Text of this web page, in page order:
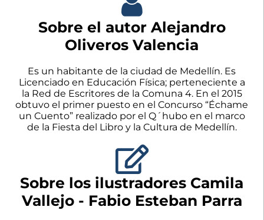
Sobre el autor Alejandro
Oliveros Valencia
Es un habitante de la ciudad de Medellín. Es
Licenciado en Educación Física; perteneciente a
la Red de Escritores de la Comuna 4. En el 2015
obtuvo el primer puesto en el Concurso “Échame
un Cuento” realizado por el Q´hubo en el marco
de la Fiesta del Libro y la Cultura de Medellín.
Sobre los ilustradores Camila
Vallejo - Fabio Esteban Parra